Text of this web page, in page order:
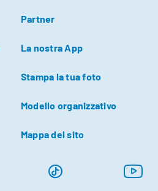
Partner
La nostra App
Stampa la tua foto
Modello organizzativo
Mappa del sito